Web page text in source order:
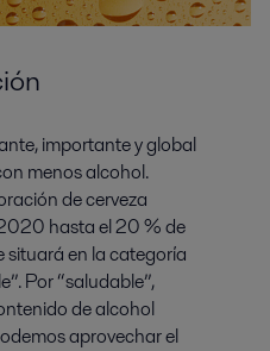
importante y global
menos alcohol.
de cerveza
hasta el 20 % de
situará en la categoría
Por “saludable”,
de alcohol
aprovechar el